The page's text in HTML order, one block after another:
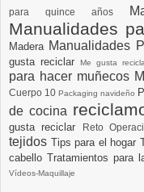
para quince años
Manualidades
Madera Manualidades
gusta reciclar
Me gusta
para hacer muñecos
Cuerpo 10 Packaging navideño
de cocina
gusta reciclar
Reto
tejidos Tips para el hogar
cabello Tratamientos para
Vídeos-Maquillaje